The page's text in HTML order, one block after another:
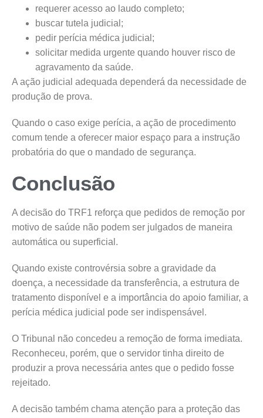
requerer acesso ao laudo completo;
buscar tutela judicial;
pedir perícia médica judicial;
solicitar medida urgente quando houver risco de
agravamento da saúde.
A ação judicial adequada dependerá da necessidade de
produção de prova.
Quando o caso exige perícia, a ação de procedimento
comum tende a oferecer maior espaço para a instrução
probatória do que o mandado de segurança.
Conclusão
A decisão do TRF1 reforça que pedidos de remoção por
motivo de saúde não podem ser julgados de maneira
automática ou superficial.
Quando existe controvérsia sobre a gravidade da
doença, a necessidade da transferência, a estrutura de
tratamento disponível e a importância do apoio familiar, a
perícia médica judicial pode ser indispensável.
O Tribunal não concedeu a remoção de forma imediata.
Reconheceu, porém, que o servidor tinha direito de
produzir a prova necessária antes que o pedido fosse
rejeitado.
A decisão também chama atenção para a proteção das